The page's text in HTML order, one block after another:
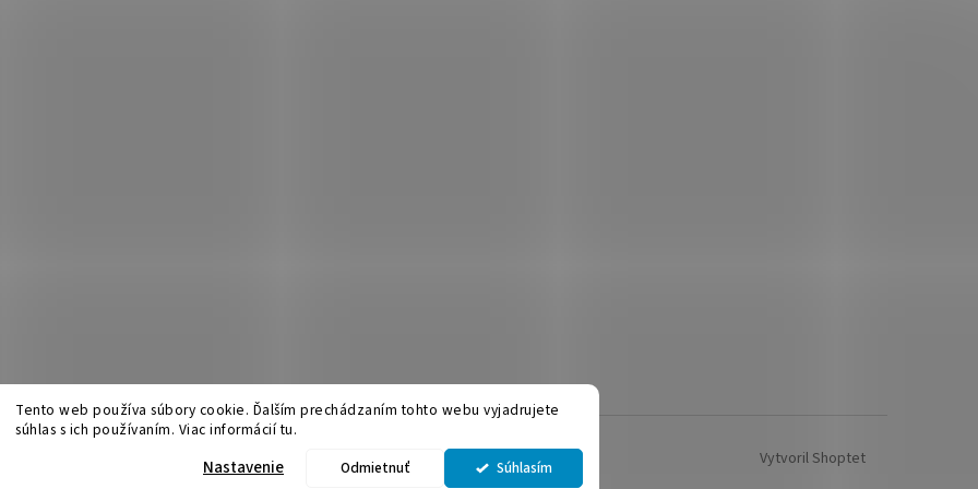
Tento web používa súbory cookie. Ďalším prechádzaním tohto webu vyjadrujete
súhlas s ich používaním. Viac informácií tu.
Súhlasím
Odmietnuť
Nastavenie Vytvoril Shoptet